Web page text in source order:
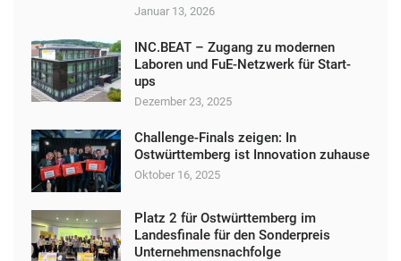
Januar 13, 2026
INC.BEAT – Zugang zu modernen
Laboren und FuE-Netzwerk für Start-
ups
Dezember 23, 2025
Challenge-Finals zeigen: In
Ostwürttemberg ist Innovation zuhause
Oktober 16, 2025
Platz 2 für Ostwürttemberg im
Landesfinale für den Sonderpreis
Unternehmensnachfolge